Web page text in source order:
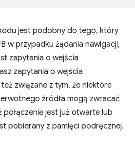
jest podobny do tego, który
w przypadku żądania nawigacji,
zapytania o wejścia
zapytania o wejścia
związane z tym, że niektóre
źródła mogą zwracać
połączenie jest już otwarte lub
pobierany z pamięci podręcznej.